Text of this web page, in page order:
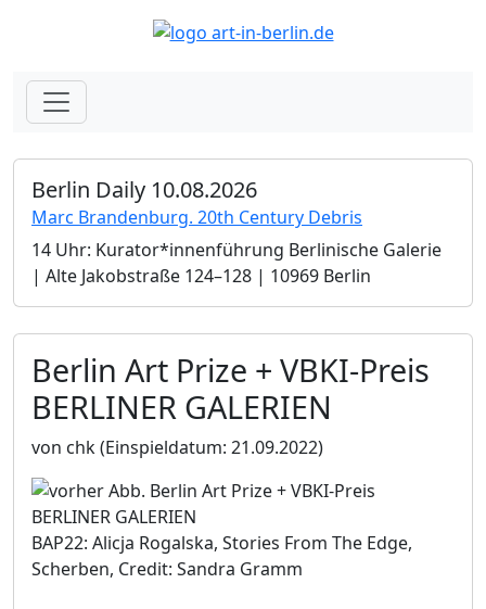
Berlin Daily 10.08.2026
Marc Brandenburg. 20th Century Debris
14 Uhr: Kurator*innenführung Berlinische Galerie
| Alte Jakobstraße 124–128 | 10969 Berlin
Berlin Art Prize + VBKI-Preis
BERLINER GALERIEN
von chk(Einspieldatum: 21.09.2022)
BAP22: Alicja Rogalska, Stories From The Edge,
Scherben, Credit: Sandra Gramm